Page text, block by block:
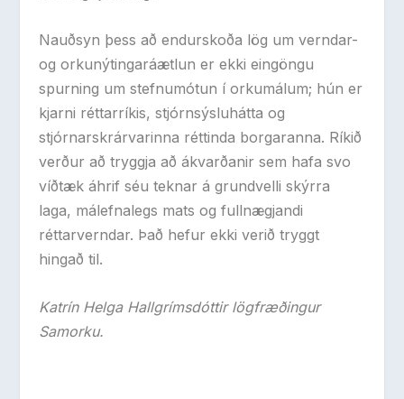
Nauðsyn þess að endurskoða lög um verndar-
og orkunýtingaráætlun er ekki eingöngu
spurning um stefnumótun í orkumálum; hún er
kjarni réttarríkis, stjórnsýsluhátta og
stjórnarskrárvarinna réttinda borgaranna. Ríkið
verður að tryggja að ákvarðanir sem hafa svo
víðtæk áhrif séu teknar á grundvelli skýrra
laga, málefnalegs mats og fullnægjandi
réttarverndar. Það hefur ekki verið tryggt
hingað til.
Katrín Helga Hallgrímsdóttir lögfræðingur
Samorku.